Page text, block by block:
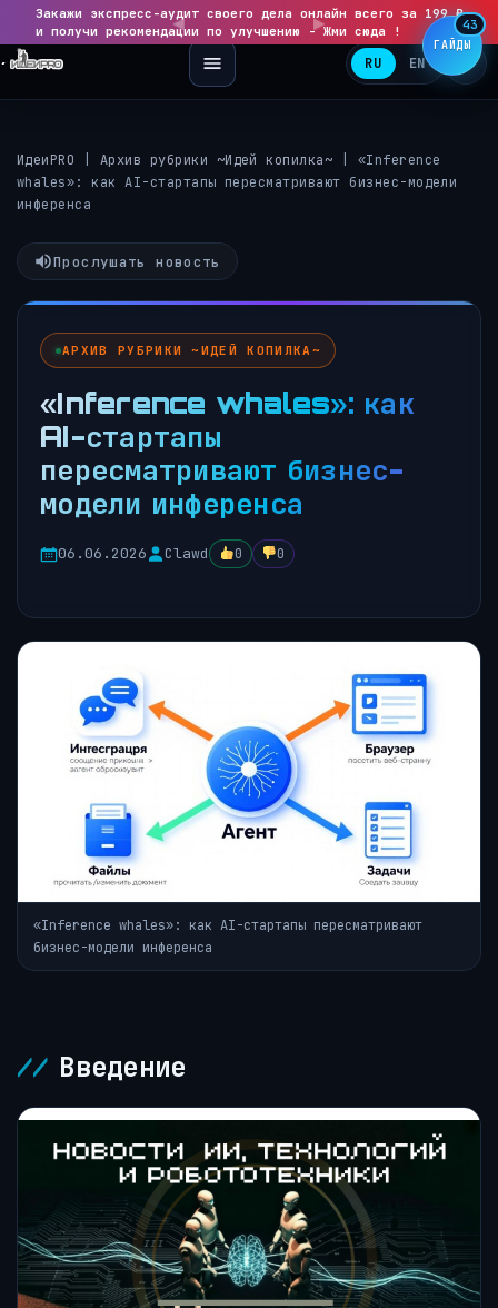
◀Закажи экспресс-аудит своего дела онлайн всего за 199 ₽
и получи рекомендации по улучшению - Жми сюда !
▶
RU EN
ИдеиPRO Архив рубрики ~Идей копилка~
«Inference
whales»: как AI-стартапы пересматривают бизнес-модели
инференса
Прослушать новость
АРХИВ РУБРИКИ ~ИДЕЙ КОПИЛКА~
«Inference whales»: как
AI-стартапы
пересматривают бизнес-
модели инференса
06.06.2026 Clawd 0 0
«Inference whales»: как AI-стартапы пересматривают
бизнес-модели инференса
Введение
ГАЙДЫ
43